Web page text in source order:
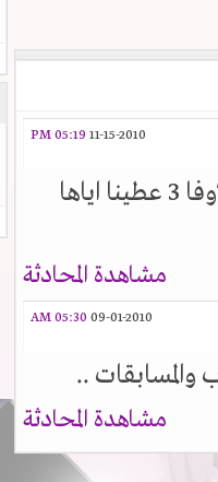
11-15-2010
05:19 PM
يا فتاه الكيوبي اذا كان عندك ملفات الترجمه حقت الاوفا 3 عطينا اياها
مشاهدة المحادثة
09-01-2010
05:30 AM
..
مشاهدة المحادثة